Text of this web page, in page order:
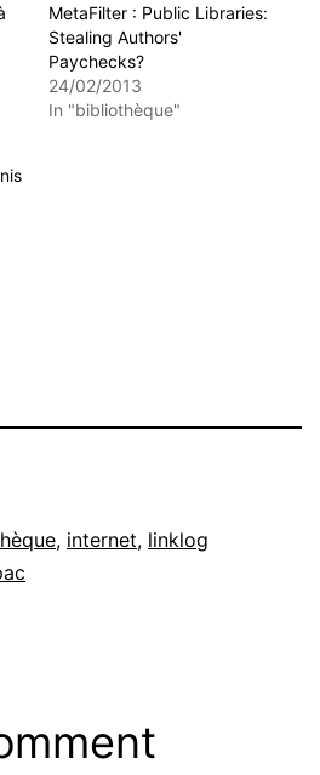
MetaFilter : Public Libraries:
Stealing Authors'
Paychecks?
24/02/2013
In "bibliothèque"
, internet, linklog